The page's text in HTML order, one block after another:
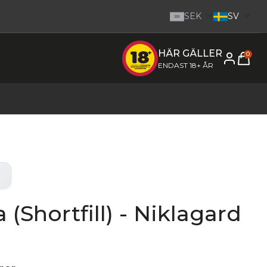
SEK SEK SV
1-2 dagar. Gå till startsidanHÄR GÄLLER
ENDAST 18+ ÅR
0
(Shortfill) - Niklagard